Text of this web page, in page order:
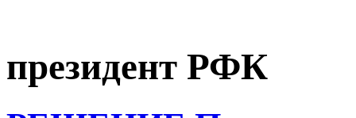
президент РФК